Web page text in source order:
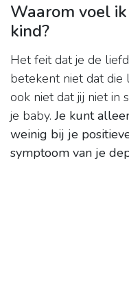
Waarom voel
kind?
Het feit dat je de
betekent niet dat die
ook niet dat jij niet in
je baby.Je kunt
weinig bij je
symptoom van je